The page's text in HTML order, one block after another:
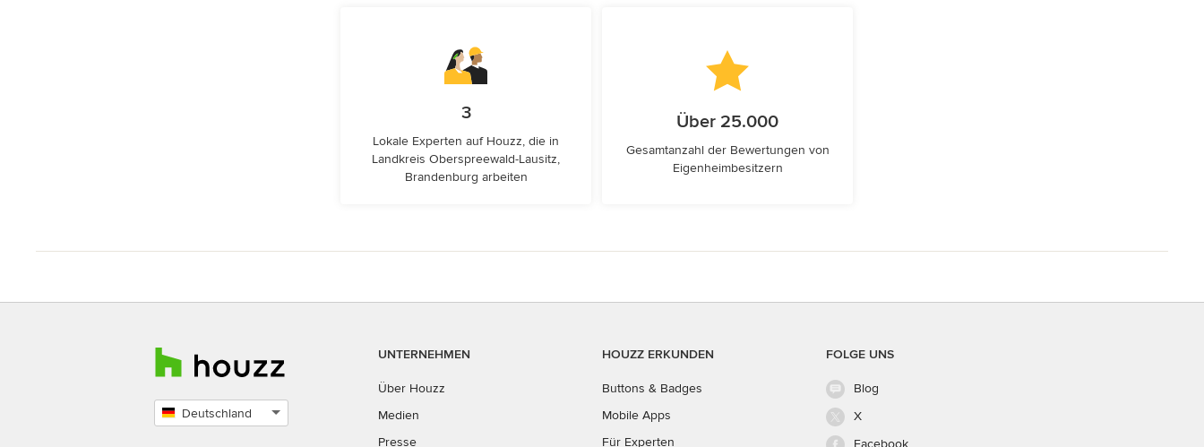
3
Lokale Experten auf Houzz, die in
Landkreis Oberspreewald-Lausitz,
Brandenburg arbeiten
Über 25.000
Gesamtanzahl der Bewertungen von
Eigenheimbesitzern
Deutschland
UNTERNEHMEN
Über Houzz
Medien
Presse
HOUZZ ERKUNDEN
Buttons & Badges
Mobile Apps
Für Experten
FOLGE UNS
Blog
X